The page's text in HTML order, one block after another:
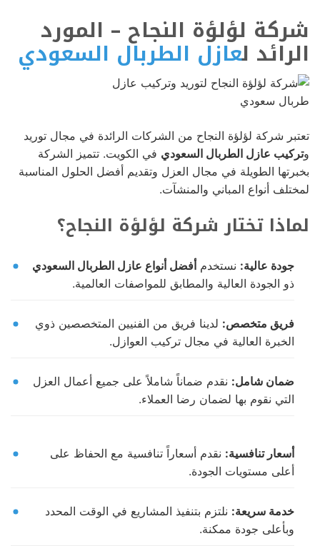
شركة لؤلؤة النجاح – المورد
الرائد لعازل الطربال السعودي
تعتبر شركة لؤلؤة النجاح من الشركات الرائدة في مجال توريد
وتركيب عازل الطربال السعودي في الكويت. تتميز الشركة
بخبرتها الطويلة في مجال العزل وتقديم أفضل الحلول المناسبة
لمختلف أنواع المباني والمنشآت.
لماذا تختار شركة لؤلؤة النجاح؟
جودة عالية: نستخدمأفضل أنواع عازل الطربال السعودي
ذو الجودة العالية والمطابق للمواصفات العالمية.
فريق متخصص: لدينا فريق من الفنيين المتخصصين ذوي
الخبرة العالية في مجال تركيب العوازل.
ضمان شامل: نقدم ضماناً شاملاً على جميع أعمال العزل
التي نقوم بها لضمان رضا العملاء.
أسعار تنافسية: نقدم أسعاراً تنافسية مع الحفاظ على
أعلى مستويات الجودة.
خدمة سريعة: نلتزم بتنفيذ المشاريع في الوقت المحدد
وبأعلى جودة ممكنة.